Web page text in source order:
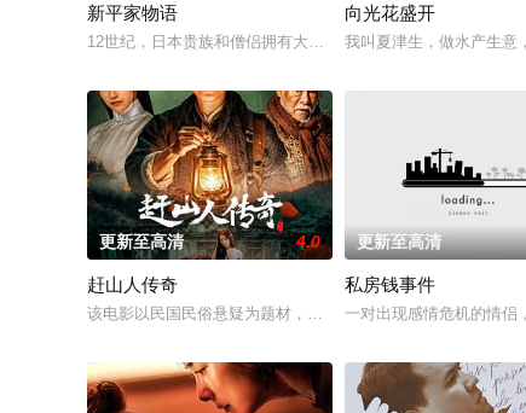
新平家物语
12世纪，日本贵族和僧侣拥有大片土地，并免除赋税，而国
向光花盛开
我叫夏津生，做水产生意
更新至高清 4.0
赶山人传奇
该电影以民国民俗悬疑为题材，讲述了一个二十年前的悲剧，
更新至高清
私房钱事件
一对出现感情危机的情侣